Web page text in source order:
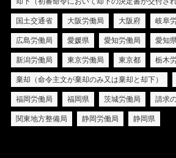
国土交通省 大阪労働局 大阪府 岐阜
広島労働局 愛媛県 愛知労働局 愛知
新潟労働局 東京労働局 東京都 栃木
棄却（命令主文が棄却のみ又は棄却と却下）
福岡労働局 福岡県 茨城労働局 請求
関東地方整備局 静岡労働局 静岡県